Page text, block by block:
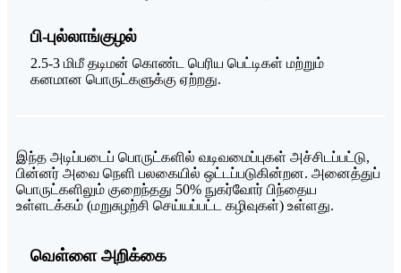
பி-புல்லாங்குழல்
2.5-3 மிமீ தடிமன் கொண்ட பெரிய பெட்டிகள் மற்றும்
கனமான பொருட்களுக்கு ஏற்றது.
இந்த அடிப்படைப் பொருட்களில் வடிவமைப்புகள் அச்சிடப்பட்டு,
பின்னர் அவை நெளி பலகையில் ஒட்டப்படுகின்றன. அனைத்துப்
பொருட்களிலும் குறைந்தது 50% நுகர்வோர் பிந்தைய
உள்ளடக்கம் (மறுசுழற்சி செய்யப்பட்ட கழிவுகள்) உள்ளது.
வெள்ளை அறிக்கை